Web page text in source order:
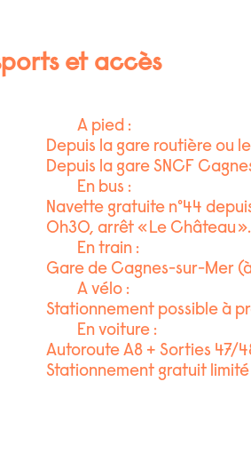
et accès
A pied :
Depuis la gare routière ou
Depuis la gare SNCF
En bus :
Navette gratuite n°44
0h30, arrêt « Le Château ».
En train :
Gare de Cagnes-sur-Mer
A vélo :
Stationnement possible à
En voiture :
Autoroute A8 + Sorties 47/
Stationnement gratuit